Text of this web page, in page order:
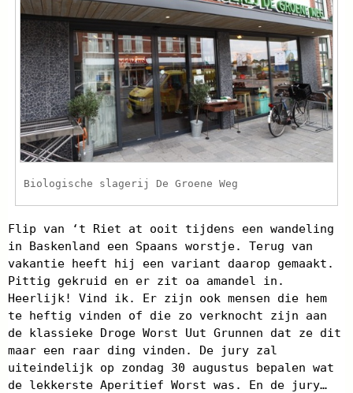
Biologische slagerij De Groene Weg
Flip van ‘t Riet at ooit tijdens een wandeling
in Baskenland een Spaans worstje. Terug van
vakantie heeft hij een variant daarop gemaakt.
Pittig gekruid en er zit oa amandel in.
Heerlijk! Vind ik. Er zijn ook mensen die hem
te heftig vinden of die zo verknocht zijn aan
de klassieke Droge Worst Uut Grunnen dat ze dit
maar een raar ding vinden. De jury zal
uiteindelijk op zondag 30 augustus bepalen wat
de lekkerste Aperitief Worst was. En de jury…